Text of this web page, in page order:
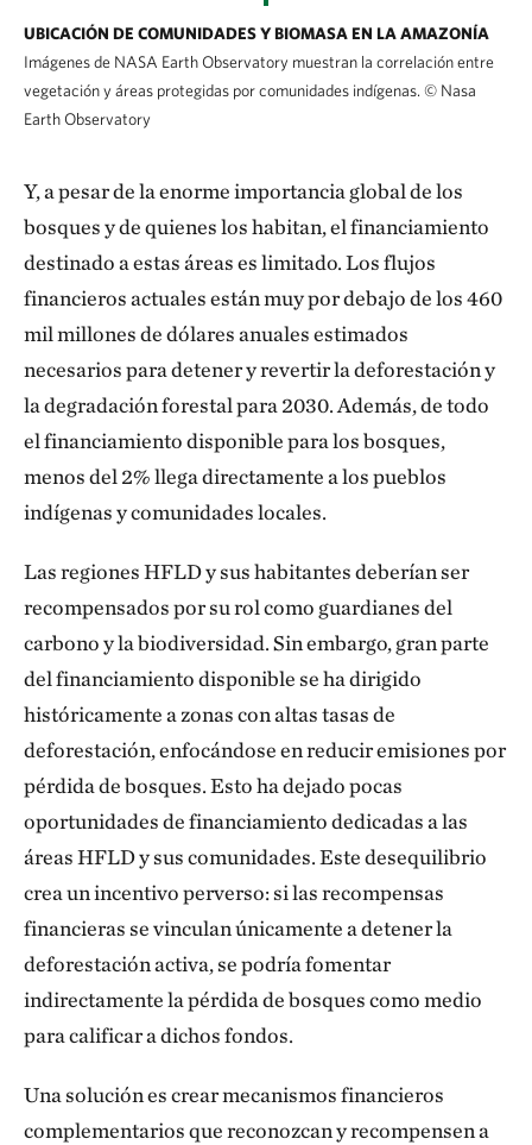
UBICACIÓN DE COMUNIDADES Y BIOMASA EN LA AMAZONÍA
Imágenes de NASA Earth Observatory muestran la correlación entre
vegetación y áreas protegidas por comunidades indígenas. © Nasa
Earth Observatory
Y, a pesar de la enorme importancia global de los
bosques y de quienes los habitan, el financiamiento
destinado a estas áreas es limitado. Los flujos
financieros actuales están muy por debajo de los 460
mil millones de dólares anuales estimados
necesarios para detener y revertir la deforestación y
la degradación forestal para 2030. Además, de todo
el financiamiento disponible para los bosques,
menos del 2% llega directamente a los pueblos
indígenas y comunidades locales.
Las regiones HFLD y sus habitantes deberían ser
recompensados por su rol como guardianes del
carbono y la biodiversidad. Sin embargo, gran parte
del financiamiento disponible se ha dirigido
históricamente a zonas con altas tasas de
deforestación, enfocándose en reducir emisiones por
pérdida de bosques. Esto ha dejado pocas
oportunidades de financiamiento dedicadas a las
áreas HFLD y sus comunidades. Este desequilibrio
crea un incentivo perverso: si las recompensas
financieras se vinculan únicamente a detener la
deforestación activa, se podría fomentar
indirectamente la pérdida de bosques como medio
para calificar a dichos fondos.
Una solución es crear mecanismos financieros
complementarios que reconozcan y recompensen a